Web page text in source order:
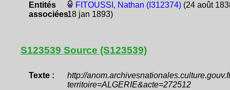
Entités
associées:
FITOUSSI, Nathan (I312374)(24 août
18 jan 1893)
S123539 Source (S123539)
Texte :
http://
territoire=ALGERIE&acte=272512